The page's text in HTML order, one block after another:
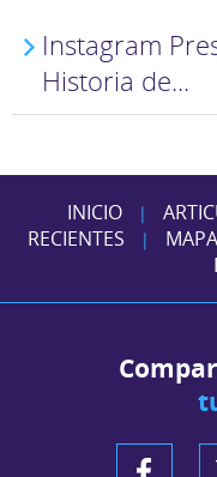
Instagram
Historia de...
INICIO |
RECIENTES |